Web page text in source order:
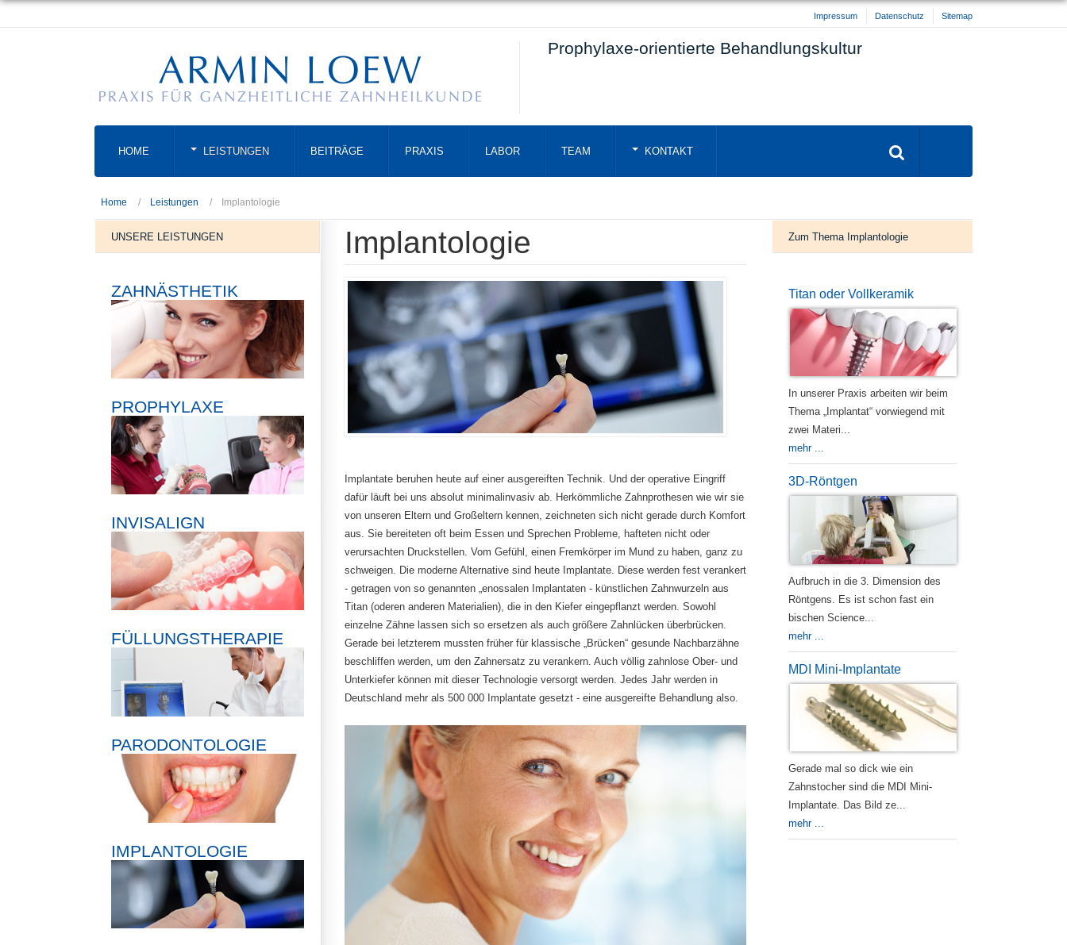
Impressum Datenschutz Sitemap
Prophylaxe-orientierte Behandlungskultur
HOME LEISTUNGEN BEITRÄGE PRAXIS LABOR TEAM KONTAKT
Home Leistungen Implantologie
Implantologie
Implantate beruhen heute auf einer ausgereiften Technik. Und der operative Eingriff
dafür läuft bei uns absolut minimalinvasiv ab. Herkömmliche Zahnprothesen wie wir sie
von unseren Eltern und Großeltern kennen, zeichneten sich nicht gerade durch Komfort
aus. Sie bereiteten oft beim Essen und Sprechen Probleme, hafteten nicht oder
verursachten Druckstellen. Vom Gefühl, einen Fremkörper im Mund zu haben, ganz zu
schweigen. Die moderne Alternative sind heute Implantate. Diese werden fest verankert
- getragen von so genannten „enossalen Implantaten - künstlichen Zahnwurzeln aus
Titan (oderen anderen Materialien), die in den Kiefer eingepflanzt werden. Sowohl
einzelne Zähne lassen sich so ersetzen als auch größere Zahnlücken überbrücken.
Gerade bei letzterem mussten früher für klassische „Brücken“ gesunde Nachbarzähne
beschliffen werden, um den Zahnersatz zu verankern. Auch völlig zahnlose Ober- und
Unterkiefer können mit dieser Technologie versorgt werden. Jedes Jahr werden in
Deutschland mehr als 500 000 Implantate gesetzt - eine ausgereifte Behandlung also.
UNSERE LEISTUNGEN
ZAHNÄSTHETIK
PROPHYLAXE
INVISALIGN
FÜLLUNGSTHERAPIE
PARODONTOLOGIE
IMPLANTOLOGIE
Zum Thema Implantologie
Titan oder Vollkeramik
In unserer Praxis arbeiten wir beim
Thema „Implantat“ vorwiegend mit
zwei Materi...
mehr ...
3D-Röntgen
Aufbruch in die 3. Dimension des
Röntgens. Es ist schon fast ein
bischen Science...
mehr ...
MDI Mini-Implantate
Gerade mal so dick wie ein
Zahnstocher sind die MDI Mini-
Implantate. Das Bild ze...
mehr ...